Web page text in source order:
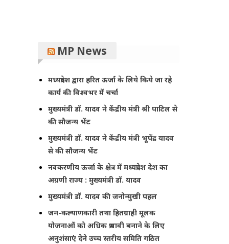
MP News
मध्यप्रदेश द्वारा हरित ऊर्जा के लिये किये जा रहे
कार्य की विश्वभर में चर्चा
मुख्यमंत्री डॉ. यादव ने केंद्रीय मंत्री श्री पाटिल से
की सौजन्य भेंट
मुख्यमंत्री डॉ. यादव ने केंद्रीय मंत्री भूपेंद्र यादव
से की सौजन्य भेंट
नवकरणीय ऊर्जा के क्षेत्र में मध्यप्रदेश देश का
अग्रणी राज्य : मुख्यमंत्री डॉ. यादव
मुख्यमंत्री डॉ. यादव की जनोन्मुखी पहल
जन-कल्याणकारी तथा हितग्राही मूलक
योजनाओं को अधिक प्रभावी बनाने के लिए
अनुशंसाएं देने उच्च स्तरीय समिति गठित